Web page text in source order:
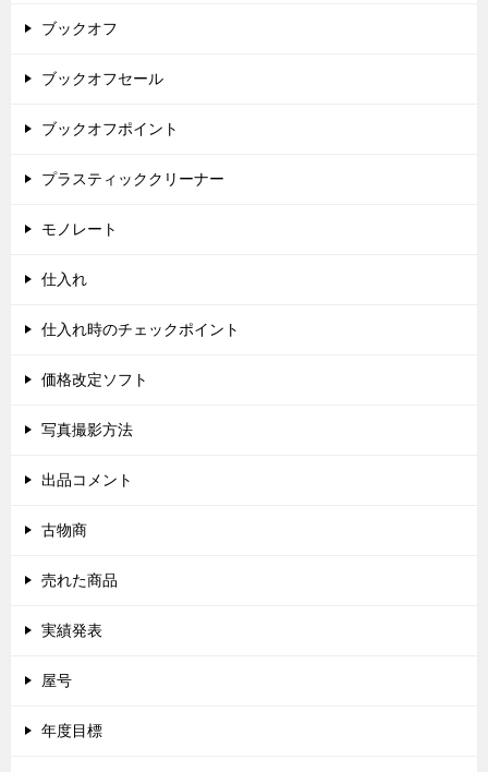
ブックオフ
ブックオフセール
ブックオフポイント
プラスティッククリーナー
モノレート
仕入れ
仕入れ時のチェックポイント
価格改定ソフト
写真撮影方法
出品コメント
古物商
売れた商品
実績発表
屋号
年度目標